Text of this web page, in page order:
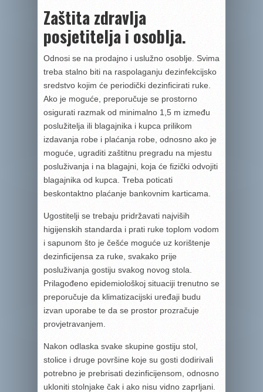
Zaštita zdravlja
posjetitelja i osoblja.
Odnosi se na prodajno i uslužno osoblje. Svima
treba stalno biti na raspolaganju dezinfekcijsko
sredstvo kojim će periodički dezinficirati ruke.
Ako je moguće, preporučuje se prostorno
osigurati razmak od minimalno 1,5 m između
poslužitelja ili blagajnika i kupca prilikom
izdavanja robe i plaćanja robe, odnosno ako je
moguće, ugraditi zaštitnu pregradu na mjestu
posluživanja i na blagajni, koja će fizički odvojiti
blagajnika od kupca. Treba poticati
beskontaktno plaćanje bankovnim karticama.
Ugostitelji se trebaju pridržavati najviših
higijenskih standarda i prati ruke toplom vodom
i sapunom što je češće moguće uz korištenje
dezinficijensa za ruke, svakako prije
posluživanja gostiju svakog novog stola.
Prilagođeno epidemiološkoj situaciji trenutno se
preporučuje da klimatizacijski uređaji budu
izvan uporabe te da se prostor prozračuje
provjetravanjem.
Nakon odlaska svake skupine gostiju stol,
stolice i druge površine koje su gosti dodirivali
potrebno je prebrisati dezinficijensom, odnosno
ukloniti stolnjake čak i ako nisu vidno zaprljani.